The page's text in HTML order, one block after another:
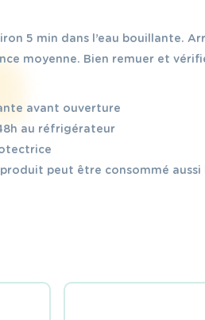
5 min dans l’eau bouillante.
moyenne. Bien remuer et
avant ouverture
au réfrigérateur
peut être consommé